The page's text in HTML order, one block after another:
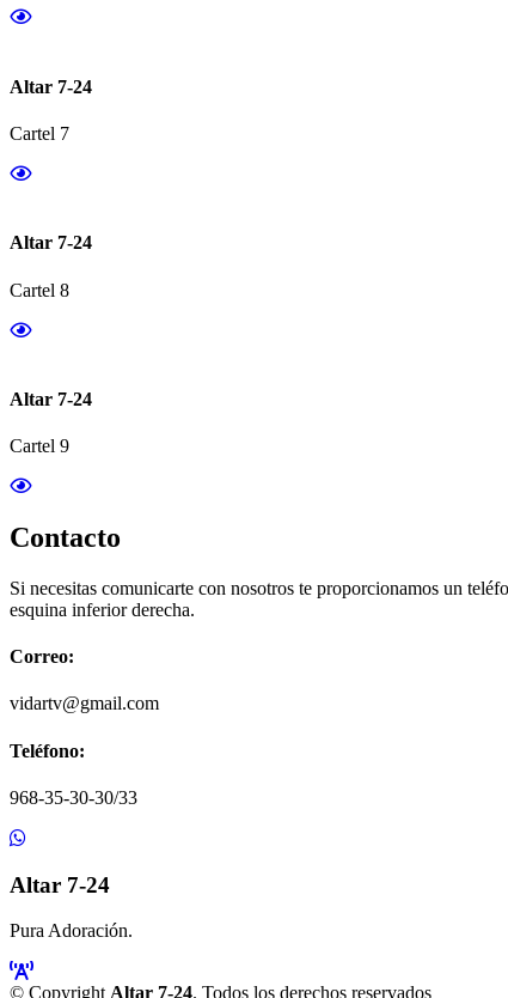
Altar 7-24
Cartel 7
Altar 7-24
Cartel 8
Altar 7-24
Cartel 9
Contacto
Si necesitas comunicarte con nosotros te proporcionamos un
esquina inferior derecha.
Correo:
vidartv@gmail.com
Teléfono:
968-35-30-30/33
Altar 7-24
Pura Adoración.
© Copyright Altar 7-24. Todos los derechos reservados